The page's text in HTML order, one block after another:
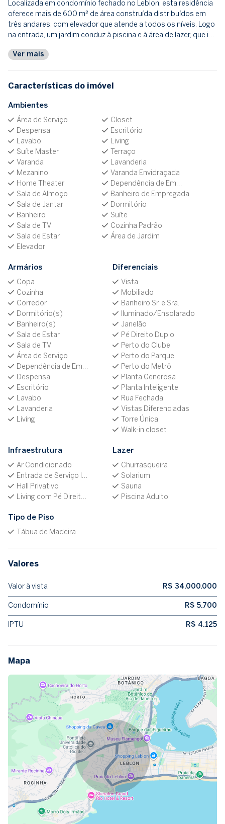
Localizada em condomínio fechado no Leblon, esta residência
oferece mais de 600 m² de área construída distribuídos em
três andares, com elevador que atende a todos os níveis. Logo
na entrada, um jardim conduz à piscina e à área de lazer, que i…
Ver mais
Características do imóvel
Ambientes
Área de Serviço
Closet
Despensa
Escritório
Lavabo
Living
Suíte Master
Terraço
Varanda
Lavanderia
Mezanino
Varanda Envidraçada
Home Theater
Dependência de Empregada
Sala de Almoço
Banheiro de Empregada
Sala de Jantar
Dormitório
Banheiro
Suíte
Sala de TV
Cozinha Padrão
Sala de Estar
Área de Jardim
Elevador
Armários
Copa
Cozinha
Corredor
Dormitório(s)
Banheiro(s)
Sala de Estar
Sala de TV
Área de Serviço
Dependência de Empregada
Despensa
Escritório
Lavabo
Lavanderia
Living
Diferenciais
Vista
Mobiliado
Banheiro Sr. e Sra.
Iluminado/Ensolarado
Janelão
Pé Direito Duplo
Perto do Clube
Perto do Parque
Perto do Metrô
Planta Generosa
Planta Inteligente
Rua Fechada
Vistas Diferenciadas
Torre Única
Walk-in closet
Infraestrutura
Ar Condicionado
Entrada de Serviço Independente
Hall Privativo
Living com Pé Direito Duplo
Lazer
Churrasqueira
Solarium
Sauna
Piscina Adulto
Tipo de Piso
Tábua de Madeira
Valores
Valor à vista R$ 34.000.000
Condomínio R$ 5.700
IPTU R$ 4.125
Mapa